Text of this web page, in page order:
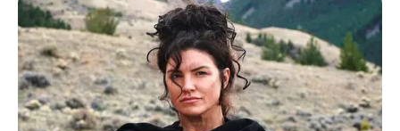
підозри отримали екскерівники
Мукачівського ТЦК
ГАРЯЧI ПОДІЇ